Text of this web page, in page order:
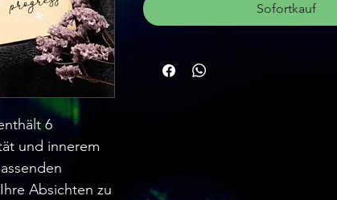
6
und innerem
Absichten zu
Sofortkauf